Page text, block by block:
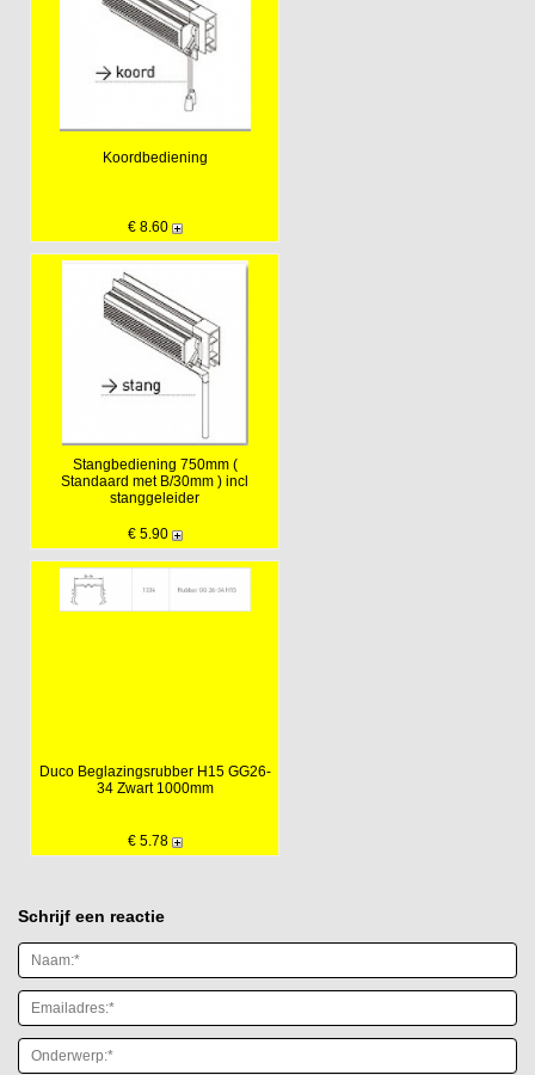
Koordbediening
€ 8.60
Stangbediening 750mm (
Standaard met B/30mm ) incl
stanggeleider
€ 5.90
Duco Beglazingsrubber H15 GG26-
34 Zwart 1000mm
€ 5.78
Schrijf een reactie